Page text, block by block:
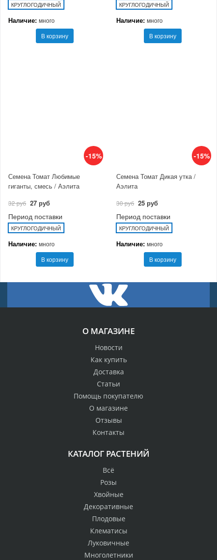
КРУГЛОГОДИЧНЫЙ
Наличие: много
В корзину
КРУГЛОГОДИЧНЫЙ
Наличие: много
В корзину
-15%
Семена Томат Любимые
гиганты, смесь / Аэлита
32 руб 27 руб
Период поставки
КРУГЛОГОДИЧНЫЙ
Наличие: много
В корзину
-15%
Семена Томат Дикая утка /
Аэлита
30 руб 25 руб
Период поставки
КРУГЛОГОДИЧНЫЙ
Наличие: много
В корзину
О МАГАЗИНЕ
Новости
Как купить
Доставка
Статьи
Помощь покупателю
О магазине
Отзывы
Контакты
КАТАЛОГ РАСТЕНИЙ
Всё
Розы
Хвойные
Декоративные
Плодовые
Клематисы
Луковичные
Многолетники